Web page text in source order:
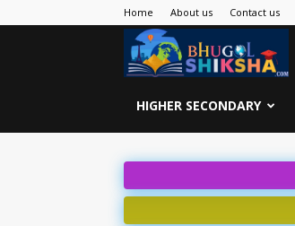
Home About us Contact us
HIGHER SECONDARY